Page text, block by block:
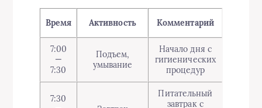
Время Активность Комментарий
7:00
—
7:30
Подъем,
умывание
Начало дня с
гигиенических
процедур
7:30
Питательный
завтрак с